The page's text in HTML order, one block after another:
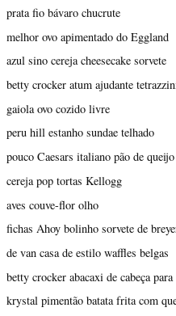
prata fio bávaro chucrute
melhor ovo apimentado do Eggland
azul sino cereja cheesecake sorvete
betty crocker atum ajudante
gaiola ovo cozido livre
peru hill estanho sundae telhado
pouco Caesars italiano pão de queijo
cereja pop tortas Kellogg
aves couve-flor olho
fichas Ahoy bolinho sorvete de
de van casa de estilo waffles belgas
betty crocker abacaxi de cabeça
krystal pimentão batata frita com